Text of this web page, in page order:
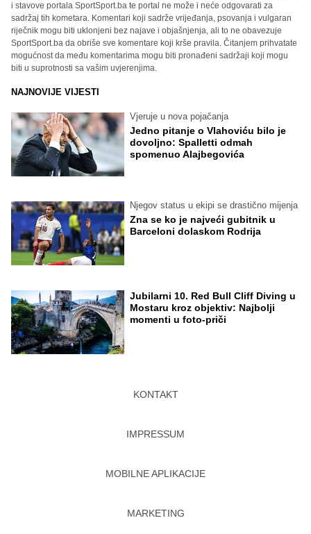
i stavove portala SportSport.ba te portal ne može i neće odgovarati za
sadržaj tih kometara. Komentari koji sadrže vrijeđanja, psovanja i vulgaran
riječnik mogu biti uklonjeni bez najave i objašnjenja, ali to ne obavezuje
SportSport.ba da obriše sve komentare koji krše pravila. Čitanjem prihvatate
mogućnost da među komentarima mogu biti pronađeni sadržaji koji mogu
biti u suprotnosti sa vašim uvjerenjima.
NAJNOVIJE VIJESTI
Vjeruje u nova pojačanja
Jedno pitanje o Vlahoviću bilo je
dovoljno: Spalletti odmah
spomenuo Alajbegovića
Njegov status u ekipi se drastično mijenja
Zna se ko je najveći gubitnik u
Barceloni dolaskom Rodrija
Jubilarni 10. Red Bull Cliff Diving u
Mostaru kroz objektiv: Najbolji
momenti u foto-priči
KONTAKT
IMPRESSUM
MOBILNE APLIKACIJE
MARKETING